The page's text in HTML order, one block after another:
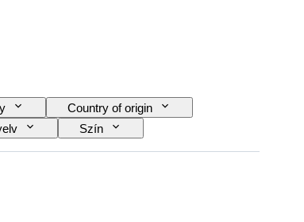
Country of origin
Szín
Videokamera típusa